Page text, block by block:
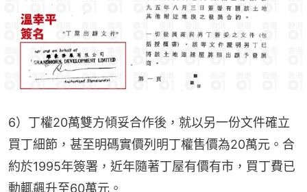
6）丁權20萬雙方傾妥合作後，就以另一份文件確立
買丁細節，甚至明碼實價列明丁權售價為20萬元。合
約於1995年簽署，近年隨著丁屋有價有市，買丁費已
動輒飆升至60萬元。